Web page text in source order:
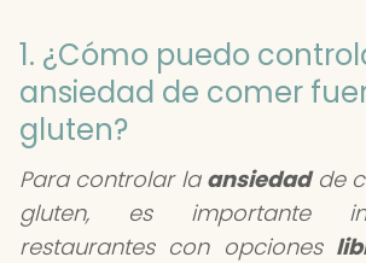
1. ¿Cómo puedo
ansiedad de comer
gluten?
Para controlar la ansiedadde
gluten, es importante
restaurantes con opciones